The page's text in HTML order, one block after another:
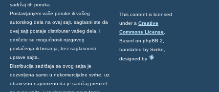
sadržaj tih poruka.
Postavljanjem vaše poruke ili vašeg
autorskog dela na ovaj sajt, saglasni ste da
ovaj sajt postaje distributer vašeg dela, i
odričete se mogućnosti njegovog
povlačenja ili brisanja, bez saglasnosti
uprave sajta.
Distribucija sadržaja sa ovog sajta je
dozvoljena samo u nekomercijalne svrhe, uz
obaveznu napomenu da je sadržaj preuzet
This content is licensed
under a Creative
Commons License
Based on phpBB 2,
translated by Simke,
designed by